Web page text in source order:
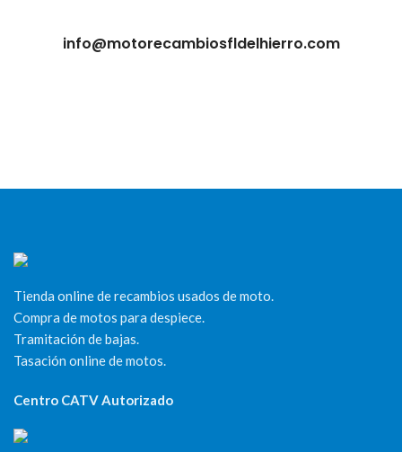
info@motorecambiosfldelhierro.com
Tienda online de recambios usados de moto.
Compra de motos para despiece.
Tramitación de bajas.
Tasación online de motos.
Centro CATV Autorizado